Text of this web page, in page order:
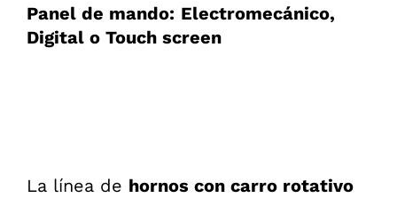
Panel de mando: Electromecánico,
Digital o Touch screen
La línea de hornos con carro rotativo